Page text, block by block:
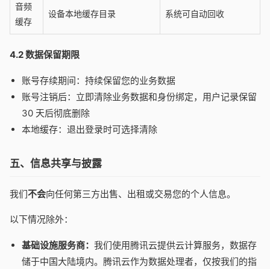
音频
缓存
设备本地缓存目录 系统可自动回收
4.2 数据保留期限
账号存续期间：持续保留您的业务数据
账号注销后：立即清除业务数据和身份绑定，用户记录保留
30 天后彻底删除
本地缓存：退出登录时可选择清除
五、信息共享与披露
我们不会向任何第三方出售、出租或交易您的个人信息。
以下情况除外：
基础设施服务商： 我们使用腾讯云提供云计算服务，数据存
储于中国大陆境内。腾讯云作为数据处理者，仅按我们的指